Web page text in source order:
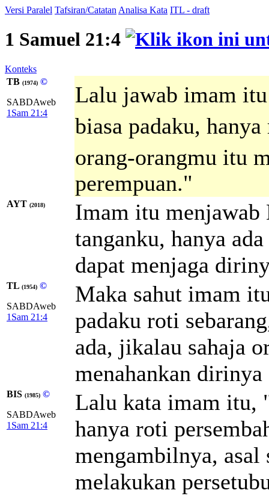
Versi Paralel Tafsiran/Catatan Analisa Kata ITL - draft
1 Samuel 21:4
Konteks
TB (1974) ©
SABDAweb
1Sam 21:4
Lalu jawab imam
biasa padaku,
orang-orangmu itu
perempuan."
AYT (2018)
Imam itu menjawab
tanganku, hanya
dapat menjaga
TL (1954) ©
SABDAweb
1Sam 21:4
Maka sahut imam
padaku roti
ada, jikalau sahaja
menahankan
BIS (1985) ©
SABDAweb
1Sam 21:4
Lalu kata imam itu,
hanya roti
mengambilnya, asal
melakukan